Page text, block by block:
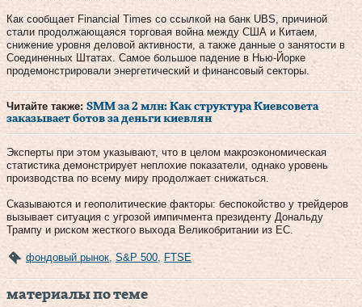
Как сообщает Financial Times со ссылкой на банк UBS, причиной
стали продолжающаяся торговая война между США и Китаем,
снижение уровня деловой активности, а также данные о занятости в
Соединенных Штатах. Самое большое падение в Нью-Йорке
продемонстрировали энергетический и финансовый секторы.
Читайте также: SMM за 2 млн: Как структура Киевсовета
заказывает ботов за деньги киевлян
Эксперты при этом указывают, что в целом макроэкономическая
статистика демонстрирует неплохие показатели, однако уровень
производства по всему миру продолжает снижаться.
Сказываются и геополитические факторы: беспокойство у трейдеров
вызывает ситуация с угрозой импичмента президенту Дональду
Трампу и риском жесткого выхода Великобритании из ЕС.
фондовый рынок S&P 500 FTSE
материалы по теме